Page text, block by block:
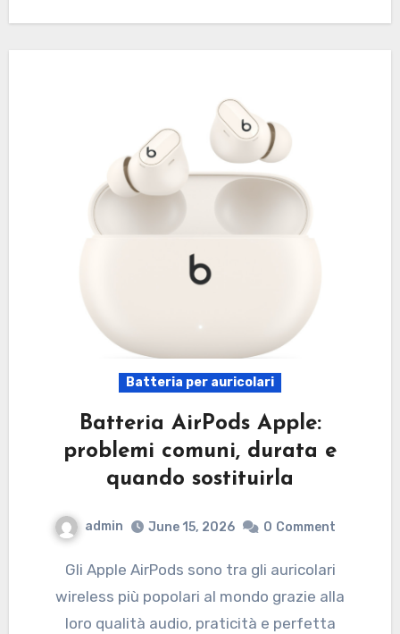
Batteria per auricolari
Batteria AirPods Apple:
problemi comuni, durata e
quando sostituirla
admin June 15, 2026 0 Comment
Gli Apple AirPods sono tra gli auricolari
wireless più popolari al mondo grazie alla
loro qualità audio, praticità e perfetta